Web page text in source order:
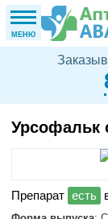
МЕНЮ
Урсофальк